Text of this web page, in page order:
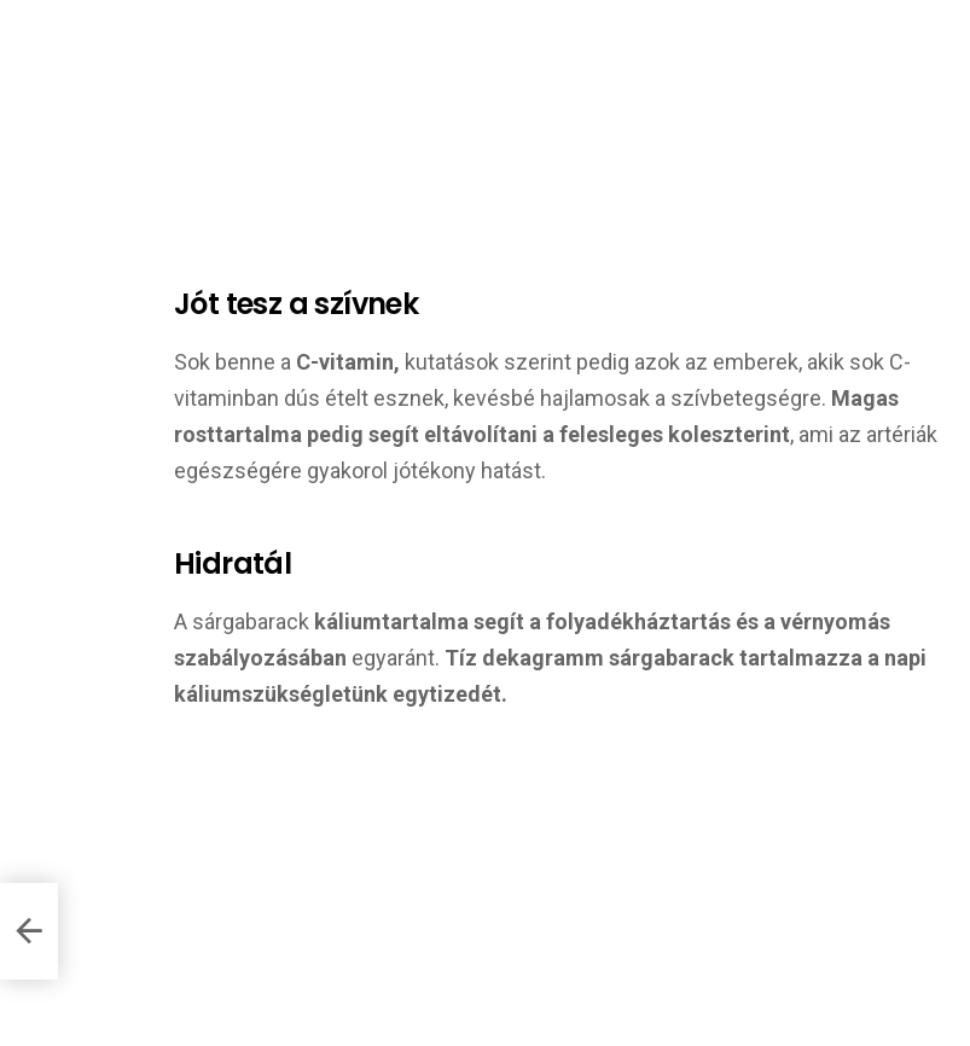
Jót tesz a szívnek
Sok benne a C-vitamin, kutatások szerint pedig azok az emberek, akik sok C-
vitaminban dús ételt esznek, kevésbé hajlamosak a szívbetegségre. Magas
rosttartalma pedig segít eltávolítani a felesleges koleszterint, ami az artériák
egészségére gyakorol jótékony hatást.
Hidratál
A sárgabarack káliumtartalma segít a folyadékháztartás és a vérnyomás
szabályozásában egyaránt. Tíz dekagramm sárgabarack tartalmazza a napi
káliumszükségletünk egytizedét.